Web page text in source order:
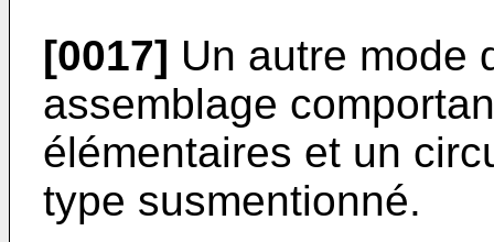
[0017] Un autre mode
assemblage
élémentaires et un
type susmentionné.